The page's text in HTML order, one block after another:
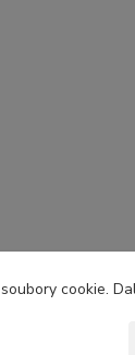
cookie.